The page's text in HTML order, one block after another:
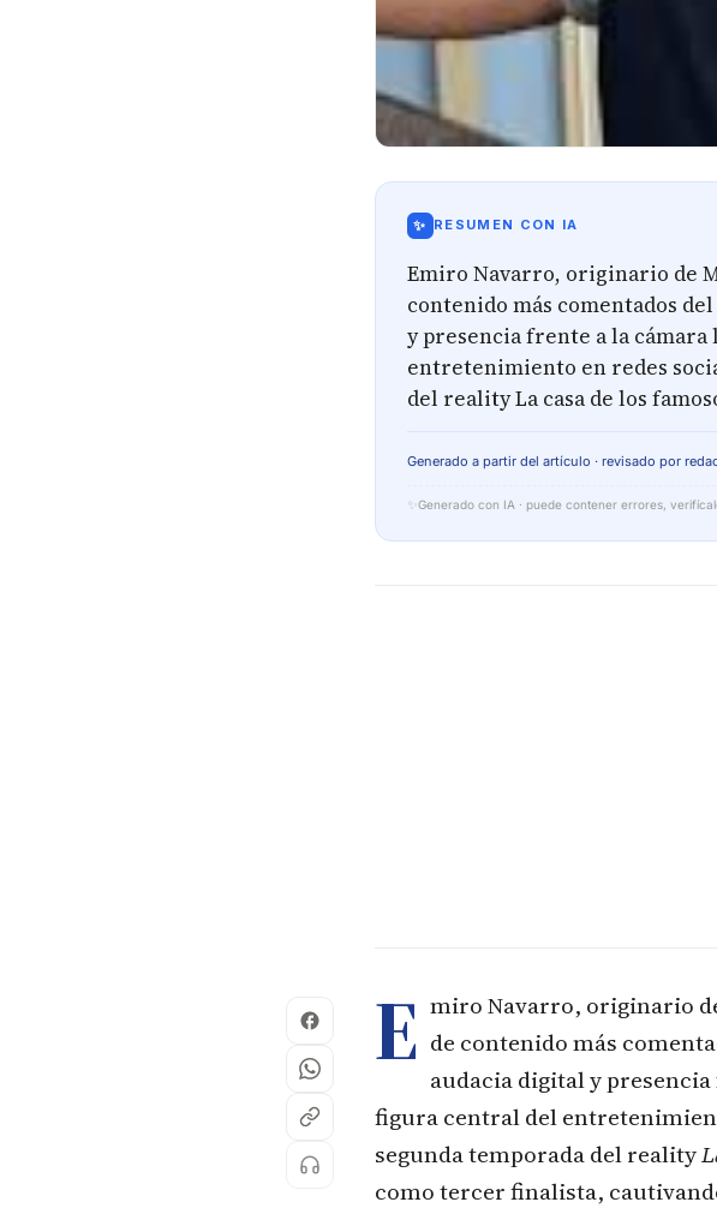
✨ RESUMEN CON IA
Emiro Navarro, originario de
contenido más comentados
y presencia frente a la
entretenimiento en redes
del reality La casa de los
Generado a partir del artículo · revisado por
✨ Generado con IA · puede contener errores,
E miro Navarro, originario
de contenido más
audacia digital y
figura central del
segunda temporada del reality
como tercer finalista,